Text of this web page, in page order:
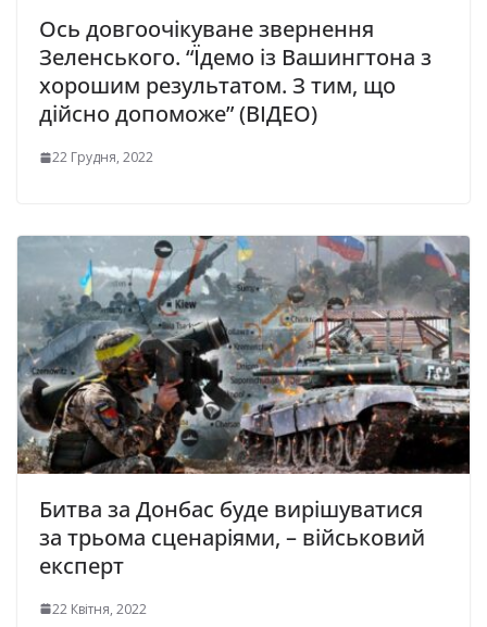
Ось довгоочікуване звернення
Зеленського. “Їдемо із Вашингтона з
хорошим результатом. З тим, що
дійсно допоможе” (ВІДЕО)
22 Грудня, 2022
Битва за Донбас буде вирішуватися
за трьома сценаріями, – військовий
експерт
22 Квітня, 2022